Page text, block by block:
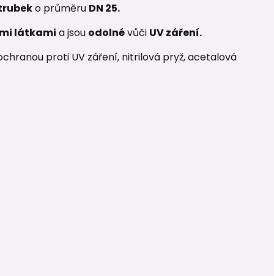
o průměru DN 25.
látkami a jsou odolnévůči UV záření.
proti UV záření, nitrilová pryž, acetalová